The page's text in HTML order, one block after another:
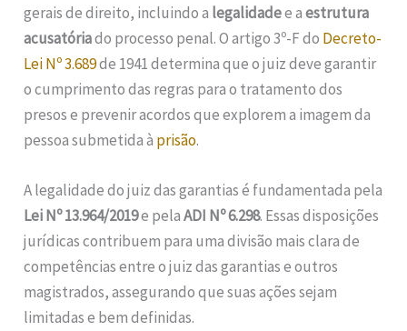
gerais de direito, incluindo a legalidadee aestrutura
acusatóriado processo penal. O artigo 3º-F do Decreto-
Lei Nº 3.689de 1941 determina que o juiz deve garantir
o cumprimento das regras para o tratamento dos
presos e prevenir acordos que explorem a imagem da
pessoa submetida à prisão.
A legalidade do juiz das garantias é fundamentada pela
Lei Nº 13.964/2019e pelaADI Nº 6.298. Essas disposições
jurídicas contribuem para uma divisão mais clara de
competências entre o juiz das garantias e outros
magistrados, assegurando que suas ações sejam
limitadas e bem definidas.